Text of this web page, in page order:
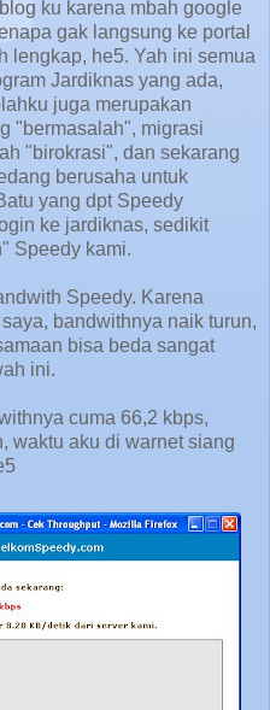
ku karena mbah google
gak langsung ke portal
lengkap, he5. Yah ini semua
Jardiknas yang ada,
juga merupakan
"bermasalah", migrasi
"birokrasi", dan sekarang
berusaha untuk
yang dpt Speedy
ke jardiknas, sedikit
Speedy kami.
Speedy. Karena
bandwithnya naik turun,
bisa beda sangat
ini.
cuma 66,2 kbps,
waktu aku di warnet siang